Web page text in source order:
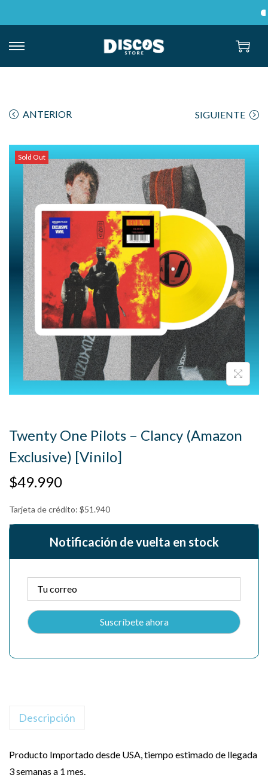
ANTERIOR SIGUIENTE
Sold Out
Twenty One Pilots – Clancy (Amazon
Exclusive) [Vinilo]
$49.990
Tarjeta de crédito: $51.940
Notificación de vuelta en stock
Descripción
Producto Importado desde USA, tiempo estimado de llegada
3 semanas a 1 mes.